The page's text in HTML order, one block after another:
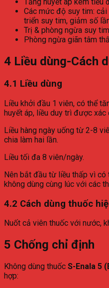
Tăng huyết áp kèm tiểu
Các mức độ suy tim:
triển suy tim, giảm số
Trị & phòng ngừa suy
Phòng ngừa giãn tâm
4 Liều dùng-Cách
4.1 Liều dùng
Liều khởi đầu 1 viên, có thể
huyết áp, liều duy trì được
Liều hàng ngày uống từ 2-8
chia làm hai lần.
Liều tối đa 8 viên/ngày.
Nên bắt đầu từ liều thấp vì có
không dùng cùng lúc với các
4.2 Cách dùng thuốc
Nuốt cả viên thuốc với nước,
5 Chống chỉ định
Không dùng thuốc S-Enala 5
hợp: